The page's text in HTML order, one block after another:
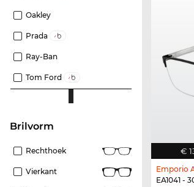
Oakley
Prada
Ray-Ban
Tom Ford
Brilvorm
Rechthoek
Vierkant
€
Emporio
EA1041 -